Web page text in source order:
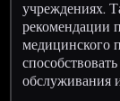
учреждениях.
рекомендации
медицинского
обслуживания